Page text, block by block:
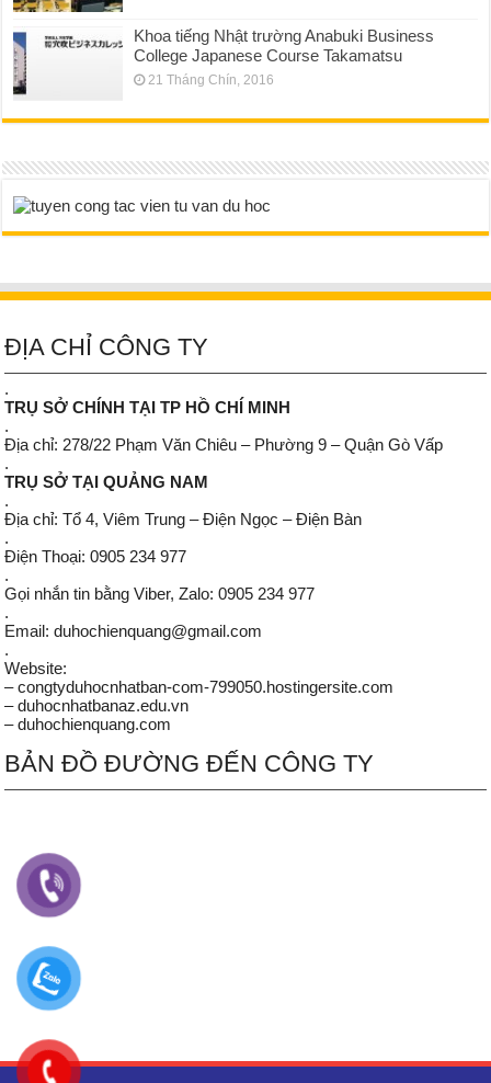
Khoa tiếng Nhật trường Anabuki Business
College Japanese Course Takamatsu
21 Tháng Chín, 2016
ĐỊA CHỈ CÔNG TY
.
TRỤ SỞ CHÍNH TẠI TP HỒ CHÍ MINH
.
Địa chỉ: 278/22 Phạm Văn Chiêu – Phường 9 – Quận Gò Vấp
.
TRỤ SỞ TẠI QUẢNG NAM
.
Địa chỉ: Tổ 4, Viêm Trung – Điện Ngọc – Điện Bàn
.
Điện Thoại: 0905 234 977
.
Gọi nhắn tin bằng Viber, Zalo: 0905 234 977
.
Email: duhochienquang@gmail.com
.
Website:
– congtyduhocnhatban-com-799050.hostingersite.com
– duhocnhatbanaz.edu.vn
– duhochienquang.com
BẢN ĐỒ ĐƯỜNG ĐẾN CÔNG TY